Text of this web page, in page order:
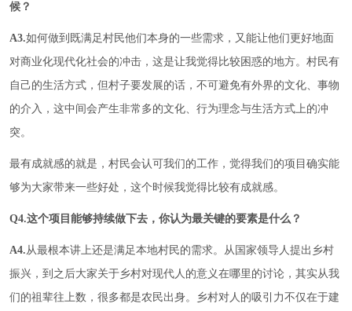
候？
A3.如何做到既满足村民他们本身的一些需求，又能让他们更好地面
对商业化现代化社会的冲击，这是让我觉得比较困惑的地方。村民有
自己的生活方式，但村子要发展的话，不可避免有外界的文化、事物
的介入，这中间会产生非常多的文化、行为理念与生活方式上的冲
突。
最有成就感的就是，村民会认可我们的工作，觉得我们的项目确实能
够为大家带来一些好处，这个时候我觉得比较有成就感。
Q4.这个项目能够持续做下去，你认为最关键的要素是什么？
A4.从最根本讲上还是满足本地村民的需求。从国家领导人提出乡村
振兴，到之后大家关于乡村对现代人的意义在哪里的讨论，其实从我
们的祖辈往上数，很多都是农民出身。乡村对人的吸引力不仅在于建